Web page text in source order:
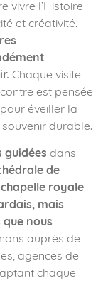
vivre l’Histoire
et créativité.
Chaque visite
est pensée
éveiller la
souvenir durable.
guidées dans
de
royale
mais
nous
auprès de
agences de
chaque